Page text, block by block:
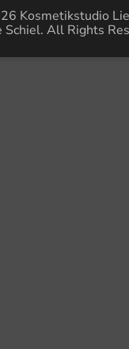
Kosmetikstudio
Schiel. All Rights